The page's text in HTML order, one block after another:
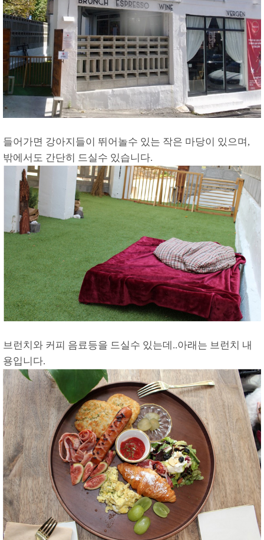
들어가면 강아지들이 뛰어놀수 있는 작은 마당이 있으며,
밖에서도 간단히 드실수 있습니다.
브런치와 커피 음료등을 드실수 있는데..아래는 브런치 내
용입니다.